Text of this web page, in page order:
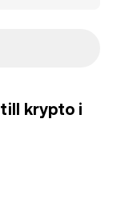
krypto i